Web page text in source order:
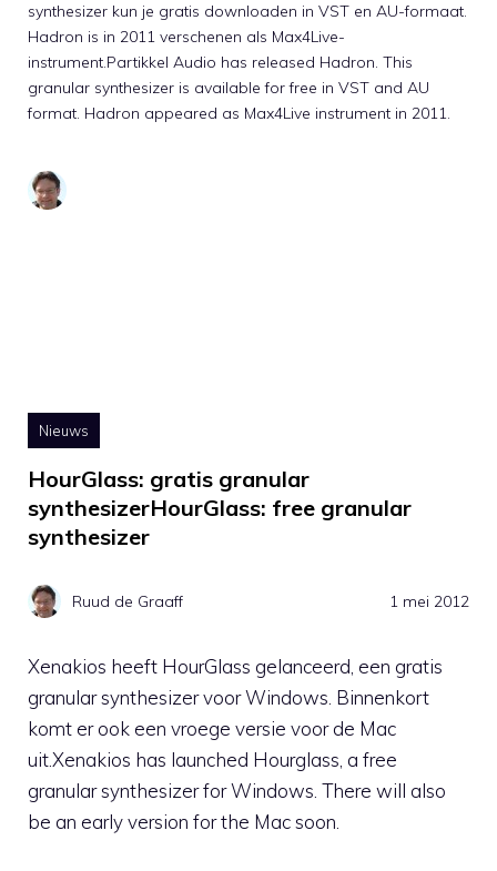
synthesizer kun je gratis downloaden in VST en AU-formaat.
Hadron is in 2011 verschenen als Max4Live-
instrument.Partikkel Audio has released Hadron. This
granular synthesizer is available for free in VST and AU
format. Hadron appeared as Max4Live instrument in 2011.
Nieuws
HourGlass: gratis granular
synthesizerHourGlass: free granular
synthesizer
Ruud de Graaff 1 mei 2012
Xenakios heeft HourGlass gelanceerd, een gratis
granular synthesizer voor Windows. Binnenkort
komt er ook een vroege versie voor de Mac
uit.Xenakios has launched Hourglass, a free
granular synthesizer for Windows. There will also
be an early version for the Mac soon.